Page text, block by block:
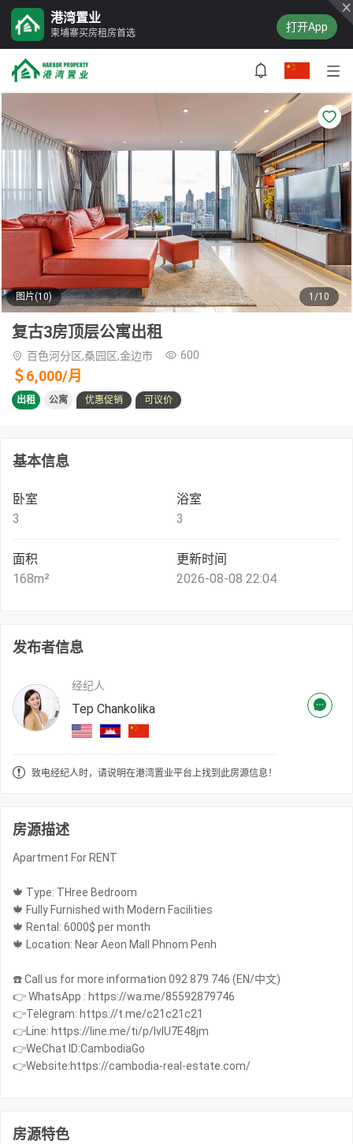
港湾置业
柬埔寨买房租房首选 打开App
图片(10) 1/10
复古3房顶层公寓出租
百色河分区,桑园区,金边市 600
＄6,000/月
出租 公寓 优惠促销 可议价
基本信息
卧室
3
浴室
3
面积
168m²
更新时间
2026-08-08 22:04
发布者信息
经纪人
Tep Chankolika
致电经纪人时，请说明在港湾置业平台上找到此房源信息！
房源描述
Apartment For RENT
🍁 Type: THree Bedroom
🍁 Fully Furnished with Modern Facilities
🍁 Rental: 6000$ per month
🍁 Location: Near Aeon Mall Phnom Penh
☎️ Call us for more information 092 879 746 (EN/中文)
👉 WhatsApp : https://wa.me/85592879746
👉Telegram: https://t.me/c21c21c21
👉Line: https://line.me/ti/p/IvIU7E48jm
👉WeChat ID:CambodiaGo
👉Website:https://cambodia-real-estate.com/
房源特色